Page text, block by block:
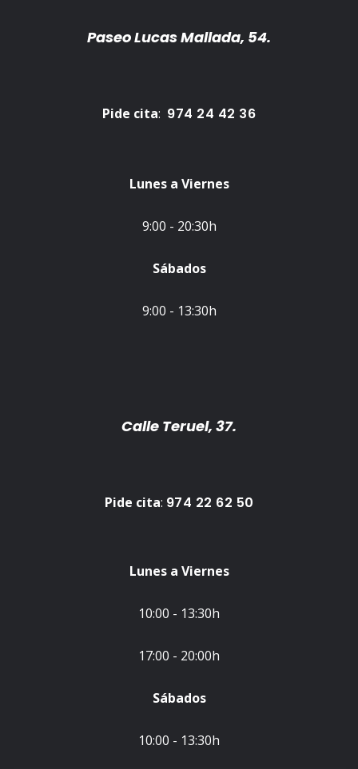
Paseo Lucas Mallada, 54.
Pide cita: 974 24 42 36
Lunes a Viernes
9:00 - 20:30h
Sábados
9:00 - 13:30h
Calle Teruel, 37.
Pide cita: 974 22 62 50
Lunes a Viernes
10:00 - 13:30h
17:00 - 20:00h
Sábados
10:00 - 13:30h